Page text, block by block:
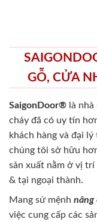
GỖ, CỬA
SaigonDoor® là
cháy đã có uy tín
khách hàng và đại
chúng tôi sở hữu
sản xuất nằm ở vị
& tại ngoại thành.
Mang sứ mệnh nâng
việc cung cấp các